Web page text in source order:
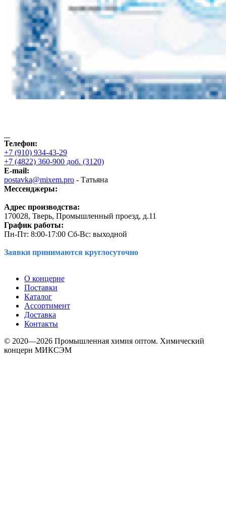
Телефон:
+7 (910) 934-43-29
+7 (4822) 360-900 доб. (3120)
E-mail:
postavka@mixem.pro - Татьяна
Мессенджеры:
Адрес производства:
170028, Тверь, Промышленный проезд, д.11
График работы:
Пн-Пт: 8:00-17:00 Сб-Вс: выходной
Заявки принимаются круглосуточно
О концерне
Поставки
Каталог
Ассортимент
Доставка
Контакты
© 2020—2026 Промышленная химия оптом. Химический
концерн МИКСЭМ